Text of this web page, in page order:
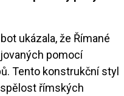
ukázala, že Římané
pomocí
Tento konstrukční styl
římských